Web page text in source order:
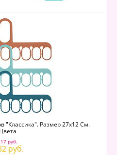
"Классика". Размер 27х12 См.
руб.
руб.